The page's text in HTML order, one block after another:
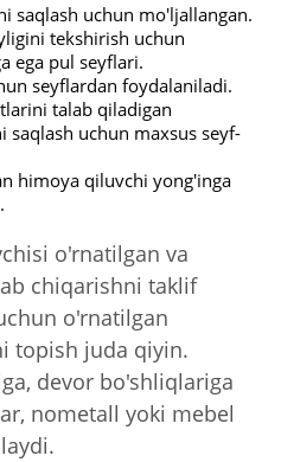
saqlash uchun mo'ljallangan.
tekshirish uchun
ega pul seyflari.
seyflardan foydalaniladi.
talab qiladigan
uchun maxsus seyf-
himoya qiluvchi yong'inga
o'rnatilgan va
chiqarishni taklif
o'rnatilgan
topish juda qiyin.
devor bo'shliqlariga
nometall yoki mebel